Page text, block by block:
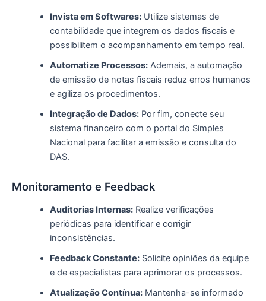
Invista em Softwares:Utilize sistemas de
contabilidade que integrem os dados fiscais e
possibilitem o acompanhamento em tempo real.
Automatize Processos:Ademais, a automação
de emissão de notas fiscais reduz erros humanos
e agiliza os procedimentos.
Integração de Dados:Por fim, conecte seu
sistema financeiro com o portal do Simples
Nacional para facilitar a emissão e consulta do
DAS.
Monitoramento e Feedback
Auditorias Internas:Realize verificações
periódicas para identificar e corrigir
inconsistências.
Feedback Constante:Solicite opiniões da equipe
e de especialistas para aprimorar os processos.
Atualização Contínua:Mantenha-se informado